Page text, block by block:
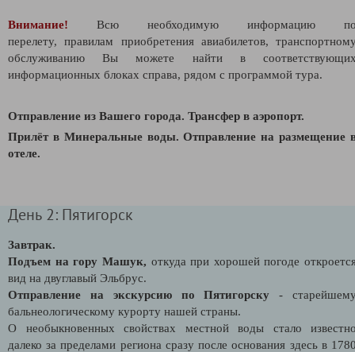
Внимание!
Всю необходимую информацию
перелету,правилам приобретения авиабилетов,
обслуживанию Вы можете найти в
информационных блоках справа, рядом с программой тура.
Отправление из Вашего города. Трансфер в аэропорт.
Прилёт в Минеральные воды. Отправление на размещение
отеле.
День 2: Пятигорск
Завтрак.
Подъем на гору Машук, откуда при хорошей погоде
вид на двуглавый Эльбрус.
Отправление на экскурсию по Пятигорску-
бальнеологическому курорту нашей страны.
О необыкновенных свойствах местной воды стало
далеко за пределами региона сразу после основания здесь в